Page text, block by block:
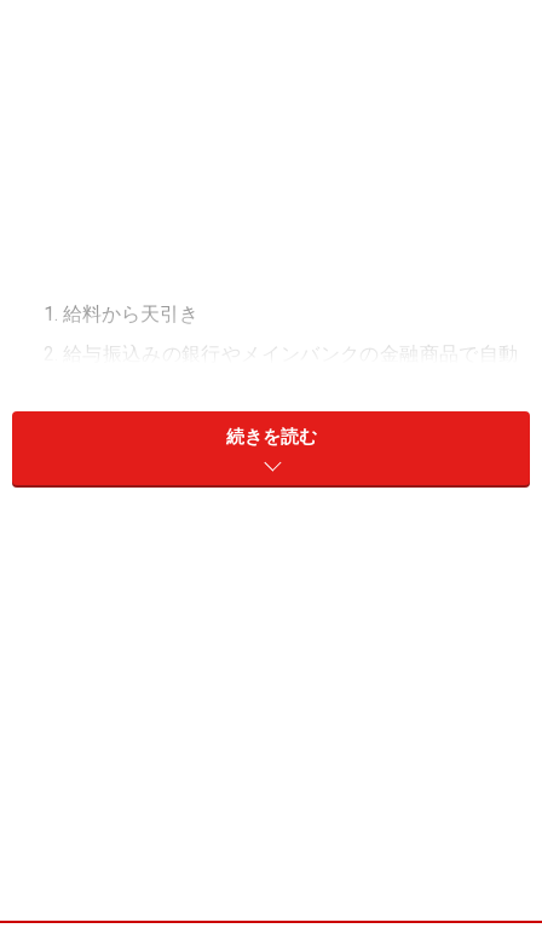
給料から天引き
給与振込みの銀行やメインバンクの金融商品で自動
2.以外の金融機関の金融商品で自動積立
給料日に前月の残金を自動積立
続きを読む